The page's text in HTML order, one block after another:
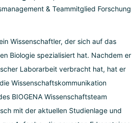
& Teammitglied Forschung
Wissenschaftler, der sich auf das
Biologie spezialisiert hat. Nachdem er
Laborarbeit verbracht hat, hat er
Wissenschaftskommunikation
BIOGENA Wissenschaftsteam
mit der aktuellen Studienlage und